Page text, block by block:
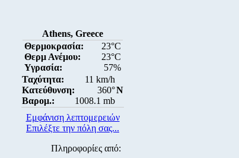
Athens, Greece
Θερμοκρασία:
23°C
Θερμ Ανέμου:
23°C
Υγρασία:
57%
Ταχύτητα:
11 km/h
Κατεύθυνση:
360°
Βαρομ.:
1008.1 mb
N
Εμφάνιση λεπτομερειών
Επιλέξτε την πόλη σας...
Πληροφορίες από: